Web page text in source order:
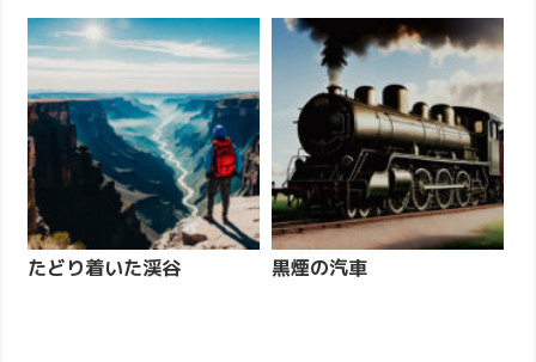
たどり着いた渓谷 黒煙の汽車